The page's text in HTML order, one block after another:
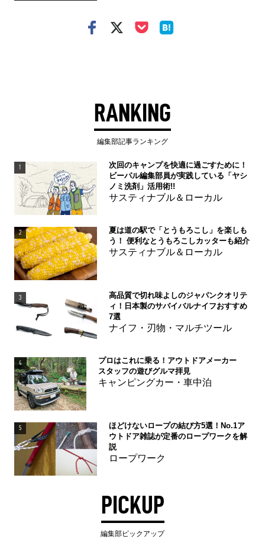
RANKING
編集部記事ランキング
1
次回のキャンプを快適に過ごすために！
ビーパル編集部員が実践している「ヤシ
ノミ洗剤」活用術!!
サスティナブル＆ローカル
2
夏は道の駅で「とうもろこし」を楽しも
う！ 便利なとうもろこしカッターも紹介
サスティナブル＆ローカル
3
高品質で切れ味よしのジャパンクオリテ
ィ！日本製のサバイバルナイフおすすめ
7選
ナイフ・刃物・マルチツール
4
プロはこれに乗る！アウトドアメーカー
スタッフの遊びグルマ拝見
キャンピングカー・車中泊
5
ほどけないロープの結び方5選！No.1ア
ウトドア雑誌が定番のロープワークを解
説
ロープワーク
PICKUP
編集部ピックアップ